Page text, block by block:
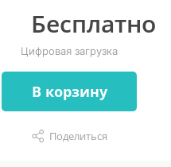
Бесплатно
Цифровая загрузка
В корзину
Поделиться